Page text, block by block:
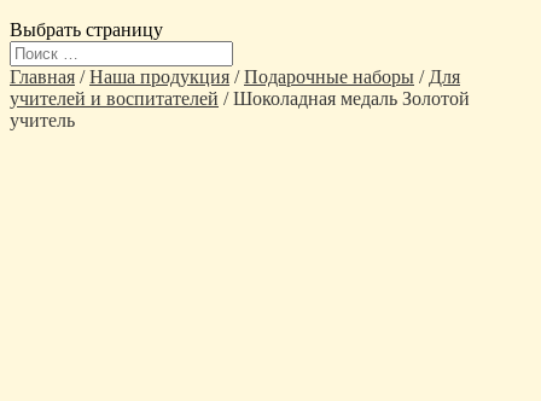
Выбрать страницу
Главная /Наша продукция /Подарочные наборы / Для
учителей и воспитателей / Шоколадная медаль Золотой
учитель